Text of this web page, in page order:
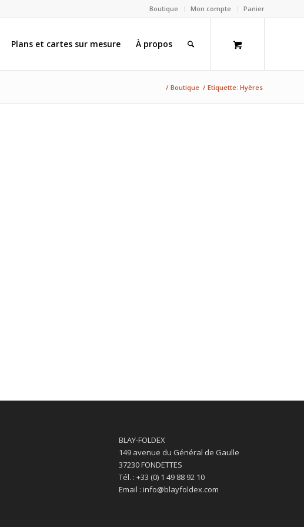
Boutique Mon compte Panier
Plans et cartes sur mesure À propos
/ Boutique / Etiquette: Hyères
BLAY-FOLDEX
149 avenue du Général de Gaulle
37230 FONDETTES
Tél. : +33 (0) 1 49 88 92 10
Email : info@blayfoldex.com